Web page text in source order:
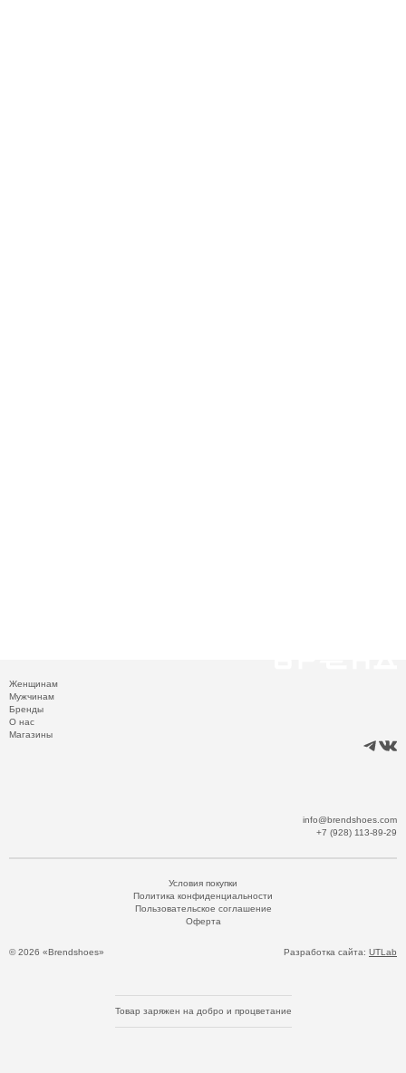
Женщинам
Мужчинам
Бренды
О нас
Магазины
info@brendshoes.com
+7 (928) 113-89-29
© 2026 «Brendshoes»
Условия покупки
Политика конфиденциальности
Пользовательское соглашение
Оферта
Разработка сайта: UTLab
Товар заряжен на добро и процветание